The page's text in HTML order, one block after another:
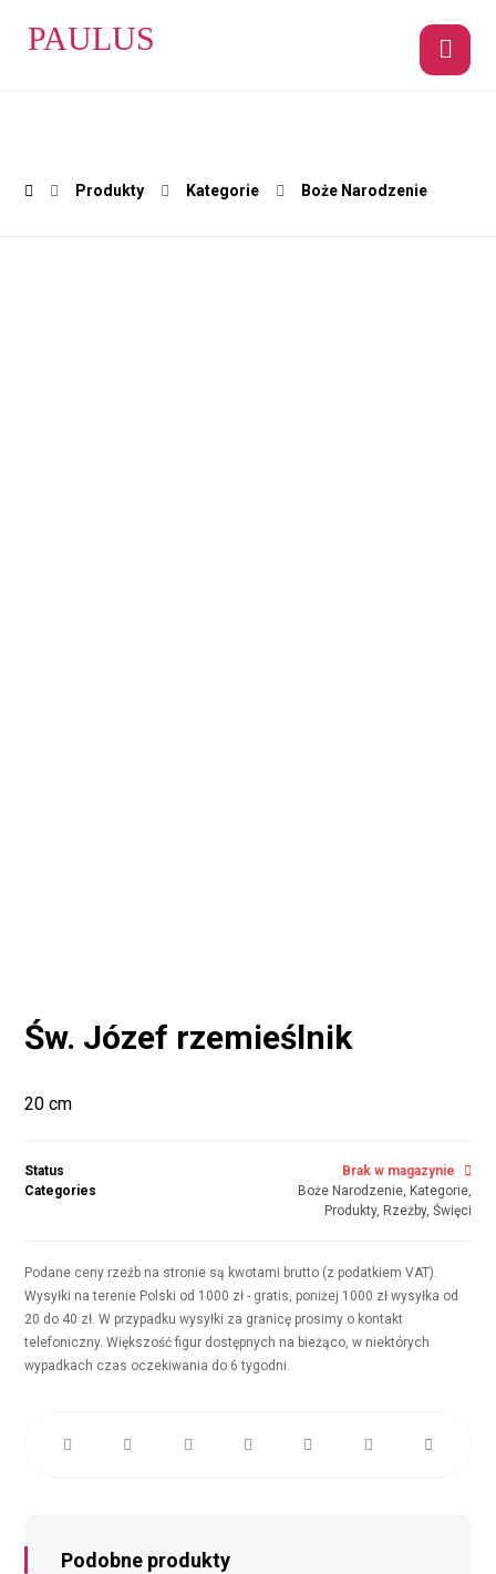
PAULUS
Produkty Kategorie Boże Narodzenie
Św. Józef rzemieślnik
20 cm
Status
Brak w magazynie
Categories
Boże Narodzenie, Kategorie,
Produkty, Rzeżby, Święci
Podane ceny rzeźb na stronie są kwotami brutto (z podatkiem VAT).
Wysyłki na terenie Polski od 1000 zł - gratis, poniżej 1000 zł wysyłka od
20 do 40 zł. W przypadku wysyłki za granicę prosimy o kontakt
telefoniczny. Większość figur dostępnych na bieżąco, w niektórych
wypadkach czas oczekiwania do 6 tygodni.
Podobne produkty